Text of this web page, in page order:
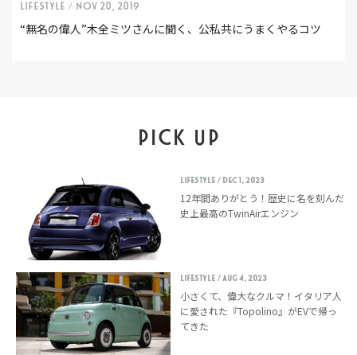
LIFESTYLE / Nov 20, 2019
“無名の偉人”木全ミツさんに聞く、公私共にうまくやるコツ
PICK UP
LIFESTYLE / Dec 1, 2023
12年間ありがとう！歴史に名を刻んだ
史上最高のTwinAirエンジン
LIFESTYLE/ Aug 4, 2023
小さくて、偉大なクルマ！イタリア人
に愛された『Topolino』がEVで帰っ
てきた